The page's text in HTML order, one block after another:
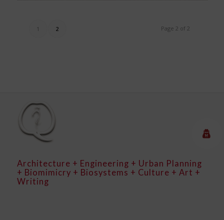
Page 2 of 2
1 2
Architecture + Engineering + Urban Planning
+ Biomimicry + Biosystems + Culture + Art +
Writing